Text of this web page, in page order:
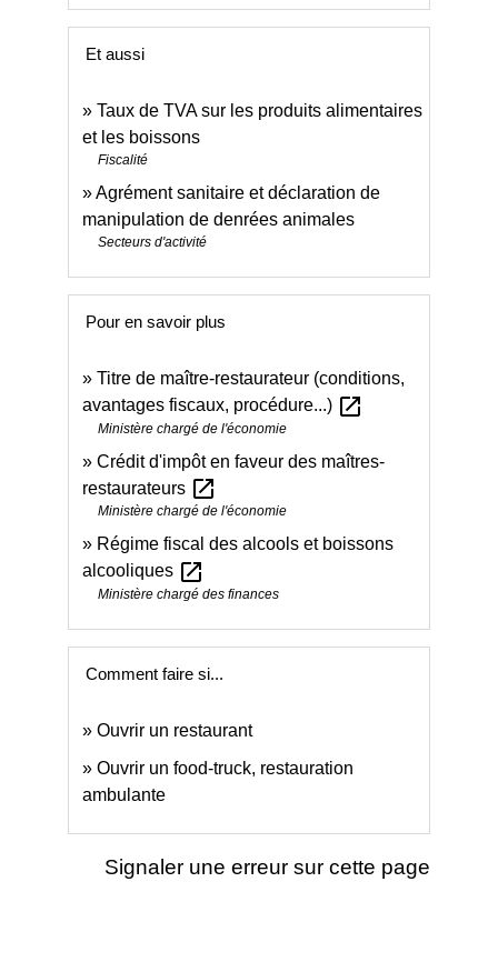
Et aussi
Taux de TVA sur les produits alimentaires
et les boissons
Fiscalité
Agrément sanitaire et déclaration de
manipulation de denrées animales
Secteurs d'activité
Pour en savoir plus
Titre de maître-restaurateur (conditions,
avantages fiscaux, procédure...) open_in_new
Ministère chargé de l'économie
Crédit d'impôt en faveur des maîtres-
restaurateurs open_in_new
Ministère chargé de l'économie
Régime fiscal des alcools et boissons
alcooliques open_in_new
Ministère chargé des finances
Comment faire si...
Ouvrir un restaurant
Ouvrir un food-truck, restauration
ambulante
Signaler une erreur sur cette page